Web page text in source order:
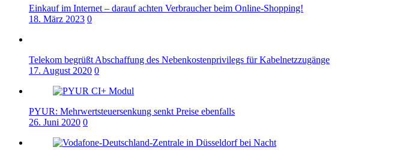
Einkauf im Internet – darauf achten Verbraucher beim Online-Shopping!
18. März 2023 0
Telekom begrüßt Abschaffung des Nebenkostenprivilegs für Kabelnetzzugänge
17. August 2020 0
PYUR: Mehrwertsteuersenkung senkt Preise ebenfalls
26. Juni 2020 0